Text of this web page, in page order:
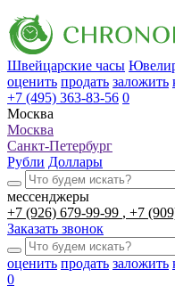
Швейцарские часы
оценить продать заложить
+7 (495) 363-83-56 0
Москва
Москва
Санкт-Петербург
Рубли Доллары
мессенджеры
+7 (926) 679-99-99
+7
Заказать звонок
оценить продать заложить
0